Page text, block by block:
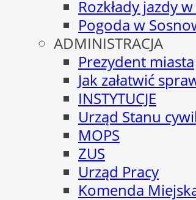
Rozkłady jazdy
Pogoda w
ADMINISTRACJA
Prezydent miasta
Jak załatwić
INSTYTUCJE
Urząd Stanu
MOPS
ZUS
Urząd Pracy
Komenda